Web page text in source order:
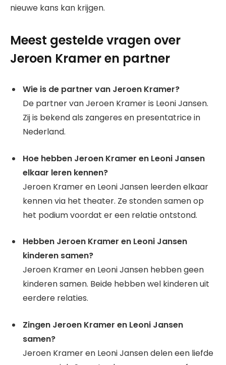
nieuwe kans kan krijgen.
Meest gestelde vragen over
Jeroen Kramer en partner
Wie is de partner van Jeroen Kramer?
De partner van Jeroen Kramer is Leoni Jansen.
Zij is bekend als zangeres en presentatrice in
Nederland.
Hoe hebben Jeroen Kramer en Leoni Jansen
elkaar leren kennen?
Jeroen Kramer en Leoni Jansen leerden elkaar
kennen via het theater. Ze stonden samen op
het podium voordat er een relatie ontstond.
Hebben Jeroen Kramer en Leoni Jansen
kinderen samen?
Jeroen Kramer en Leoni Jansen hebben geen
kinderen samen. Beide hebben wel kinderen uit
eerdere relaties.
Zingen Jeroen Kramer en Leoni Jansen
samen?
Jeroen Kramer en Leoni Jansen delen een liefde